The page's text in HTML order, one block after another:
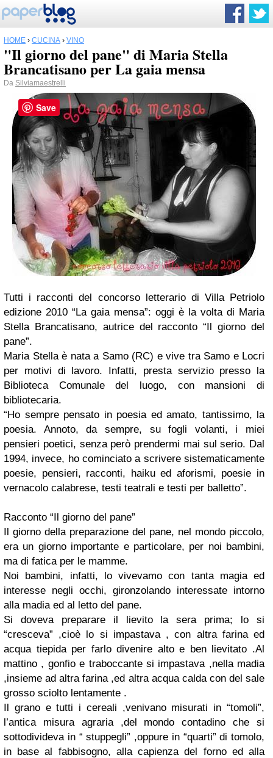
HOME › CUCINA › VINO
"Il giorno del pane" di Maria Stella
Brancatisano per La gaia mensa
Da Silviamaestrelli
Tutti i racconti del concorso letterario di Villa Petriolo
edizione 2010 “La gaia mensa”: oggi è la volta di Maria
Stella Brancatisano, autrice del racconto“Il giorno del
pane”.
Maria Stellaè nata a Samo (RC) e vive tra Samo e Locri
per motivi di lavoro. Infatti, presta servizio presso la
Biblioteca Comunale del luogo, con mansioni di
bibliotecaria.
“Ho sempre pensato in poesia ed amato, tantissimo, la
poesia. Annoto, da sempre, su fogli volanti, i miei
pensieri poetici, senza però prendermi mai sul serio. Dal
1994, invece, ho cominciato a scrivere sistematicamente
poesie, pensieri, racconti, haiku ed aforismi, poesie in
vernacolo calabrese, testi teatrali e testi per balletto”.
Racconto “Il giorno del pane”
Il giorno della preparazione del pane, nel mondo piccolo,
era un giorno importante e particolare, per noi bambini,
ma di fatica per le mamme.
Noi bambini, infatti, lo vivevamo con tanta magia ed
interesse negli occhi, gironzolando interessate intorno
alla madia ed al letto del pane.
Si doveva preparare il lievito la sera prima; lo si
“cresceva” ,cioè lo si impastava , con altra farina ed
acqua tiepida per farlo divenire alto e ben lievitato .Al
mattino , gonfio e traboccante si impastava ,nella madia
,insieme ad altra farina ,ed altra acqua calda con del sale
grosso sciolto lentamente .
Il grano e tutti i cereali ,venivano misurati in “tomoli”,
l’antica misura agraria ,del mondo contadino che si
sottodivideva in “ stuppegli” ,oppure in “quarti” di tomolo,
in base al fabbisogno, alla capienza del forno ed alla
Save